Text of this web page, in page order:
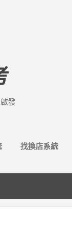
發
找換店系統